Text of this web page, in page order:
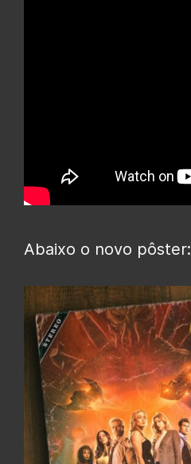
Abaixo o novo pôster: